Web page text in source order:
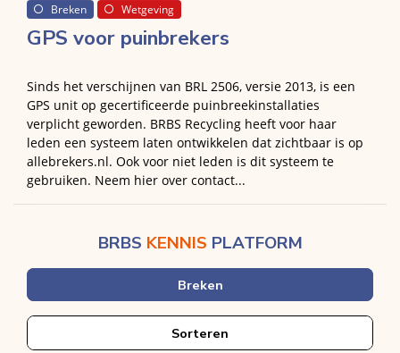
Breken Wetgeving
GPS voor puinbrekers
Sinds het verschijnen van BRL 2506, versie 2013, is een
GPS unit op gecertificeerde puinbreekinstallaties
verplicht geworden. BRBS Recycling heeft voor haar
leden een systeem laten ontwikkelen dat zichtbaar is op
allebrekers.nl. Ook voor niet leden is dit systeem te
gebruiken. Neem hier over contact...
BRBS KENNIS PLATFORM
Breken
Sorteren